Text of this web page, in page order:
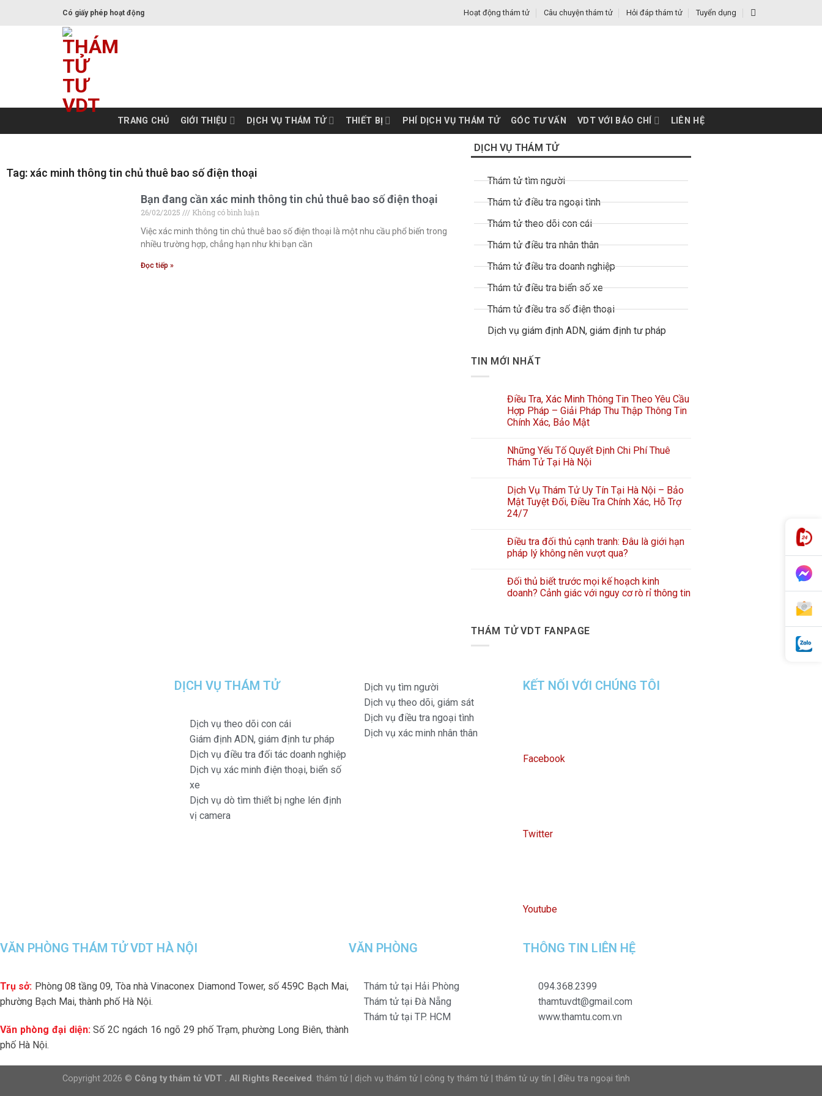
Có giấy phép hoạt động Hoạt động thám tử Câu chuyện thám tử Hỏi đáp thám tử Tuyển dụng
TRANG CHỦ GIỚI THIỆU DỊCH VỤ THÁM TỬ THIẾT BỊ PHÍ DỊCH VỤ THÁM TỬ GÓC TƯ VẤN VDT VỚI BÁO CHÍ LIÊN HỆ
Tag: xác minh thông tin chủ thuê bao số điện thoại
Bạn đang cần xác minh thông tin chủ thuê bao số điện thoại
26/02/2025
Không có bình luận
Việc xác minh thông tin chủ thuê bao số điện thoại là một nhu cầu phổ biến trong
nhiều trường hợp, chẳng hạn như khi bạn cần
Đọc tiếp »
DỊCH VỤ THÁM TỬ
Thám tử tìm người
Thám tử điều tra ngoại tình
Thám tử theo dõi con cái
Thám tử điều tra nhân thân
Thám tử điều tra doanh nghiệp
Thám tử điều tra biển số xe
Thám tử điều tra số điện thoại
Dịch vụ giám định ADN, giám định tư pháp
TIN MỚI NHẤT
Điều Tra, Xác Minh Thông Tin Theo Yêu Cầu
Hợp Pháp – Giải Pháp Thu Thập Thông Tin
Chính Xác, Bảo Mật
Những Yếu Tố Quyết Định Chi Phí Thuê
Thám Tử Tại Hà Nội
Dịch Vụ Thám Tử Uy Tín Tại Hà Nội – Bảo
Mật Tuyệt Đối, Điều Tra Chính Xác, Hỗ Trợ
24/7
Điều tra đối thủ cạnh tranh: Đâu là giới hạn
pháp lý không nên vượt qua?
Đối thủ biết trước mọi kế hoạch kinh
doanh? Cảnh giác với nguy cơ rò rỉ thông tin
THÁM TỬ VDT FANPAGE
DỊCH VỤ THÁM TỬ
Dịch vụ theo dõi con cái
Giám định ADN, giám định tư pháp
Dịch vụ điều tra đối tác doanh nghiệp
Dịch vụ xác minh điện thoại, biển số
xe
Dịch vụ dò tìm thiết bị nghe lén định
vị camera
Dịch vụ tìm người
Dịch vụ theo dõi, giám sát
Dịch vụ điều tra ngoại tình
Dịch vụ xác minh nhân thân
KẾT NỐI VỚI CHÚNG TÔI
Facebook
Twitter
Youtube
VĂN PHÒNG THÁM TỬ VDT HÀ NỘI
Trụ sở: Phòng 08 tầng 09, Tòa nhà Vinaconex Diamond Tower, số 459C Bạch Mai,
phường Bạch Mai, thành phố Hà Nội.
Văn phòng đại diện:Số 2C ngách 16 ngõ 29 phố Trạm, phường Long Biên, thành
phố Hà Nội.
VĂN PHÒNG
Thám tử tại Hải Phòng
Thám tử tại Đà Nẵng
Thám tử tại TP. HCM
THÔNG TIN LIÊN HỆ
094.368.2399
thamtuvdt@gmail.com
www.thamtu.com.vn
Copyright 2026 © Công ty thám tử VDT . All Rights Received . thám tử dịch vụ thám tử công ty thám tử thám tử uy tín điều tra ngoại tình